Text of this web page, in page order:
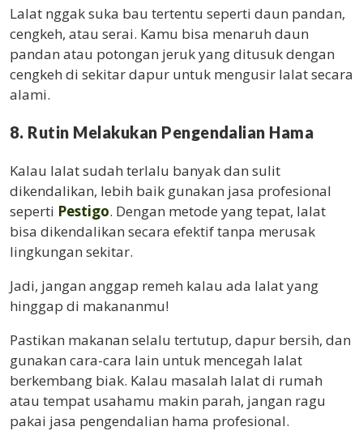
Lalat nggak suka bau tertentu seperti daun pandan,
cengkeh, atau serai. Kamu bisa menaruh daun
pandan atau potongan jeruk yang ditusuk dengan
cengkeh di sekitar dapur untuk mengusir lalat secara
alami.
8. Rutin Melakukan Pengendalian Hama
Kalau lalat sudah terlalu banyak dan sulit
dikendalikan, lebih baik gunakan jasa profesional
seperti Pestigo. Dengan metode yang tepat, lalat
bisa dikendalikan secara efektif tanpa merusak
lingkungan sekitar.
Jadi, jangan anggap remeh kalau ada lalat yang
hinggap di makananmu!
Pastikan makanan selalu tertutup, dapur bersih, dan
gunakan cara-cara lain untuk mencegah lalat
berkembang biak. Kalau masalah lalat di rumah
atau tempat usahamu makin parah, jangan ragu
pakai jasa pengendalian hama profesional.